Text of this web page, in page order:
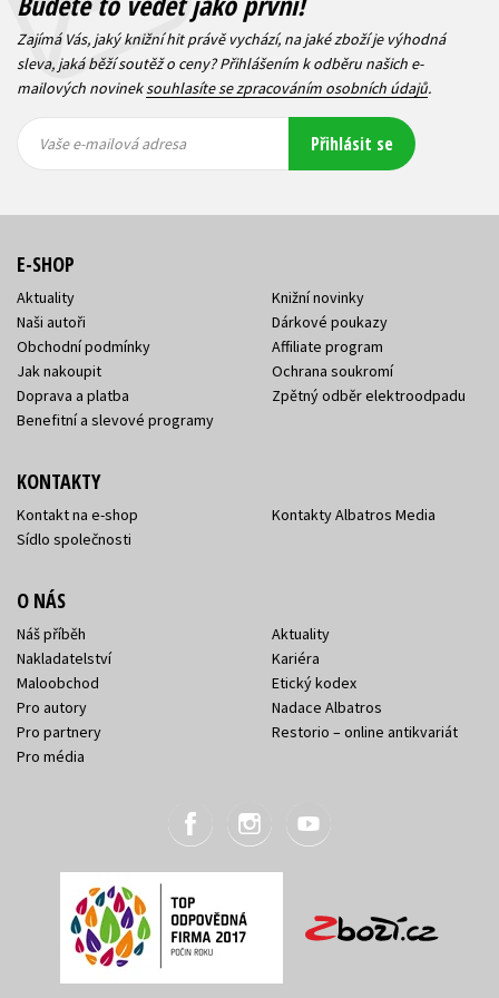
Zajímá Vás, jaký knižní hit právě vychází, na jaké zboží je výhodná
sleva, jaká běží soutěž o ceny? Přihlášením k odběru našich e-
mailových novineksouhlasíte se zpracováním osobních údajů.
mailová
mailová
Vaše e-mailová adresa Přihlásit se
E-SHOP
Aktuality
Naši autoři
Obchodní podmínky
Jak nakoupit
Doprava a platba
Benefitní a slevové programy
Knižní novinky
Dárkové poukazy
Affiliate program
Ochrana soukromí
Zpětný odběr elektroodpadu
KONTAKTY
Kontakt na e-shop
Sídlo společnosti
Kontakty Albatros Media
O NÁS
Náš příběh
Nakladatelství
Maloobchod
Pro autory
Pro partnery
Pro média
Aktuality
Kariéra
Etický kodex
Nadace Albatros
Restorio – online antikvariát